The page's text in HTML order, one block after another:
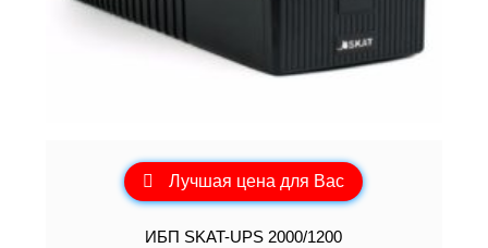
Лучшая цена для Вас
ИБП SKAT-UPS 2000/1200